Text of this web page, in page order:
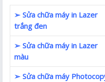
➢ Sửa chữa máy in Lazer
trắng đen
➢ Sửa chữa máy in Lazer
màu
➢ Sửa chữa máy